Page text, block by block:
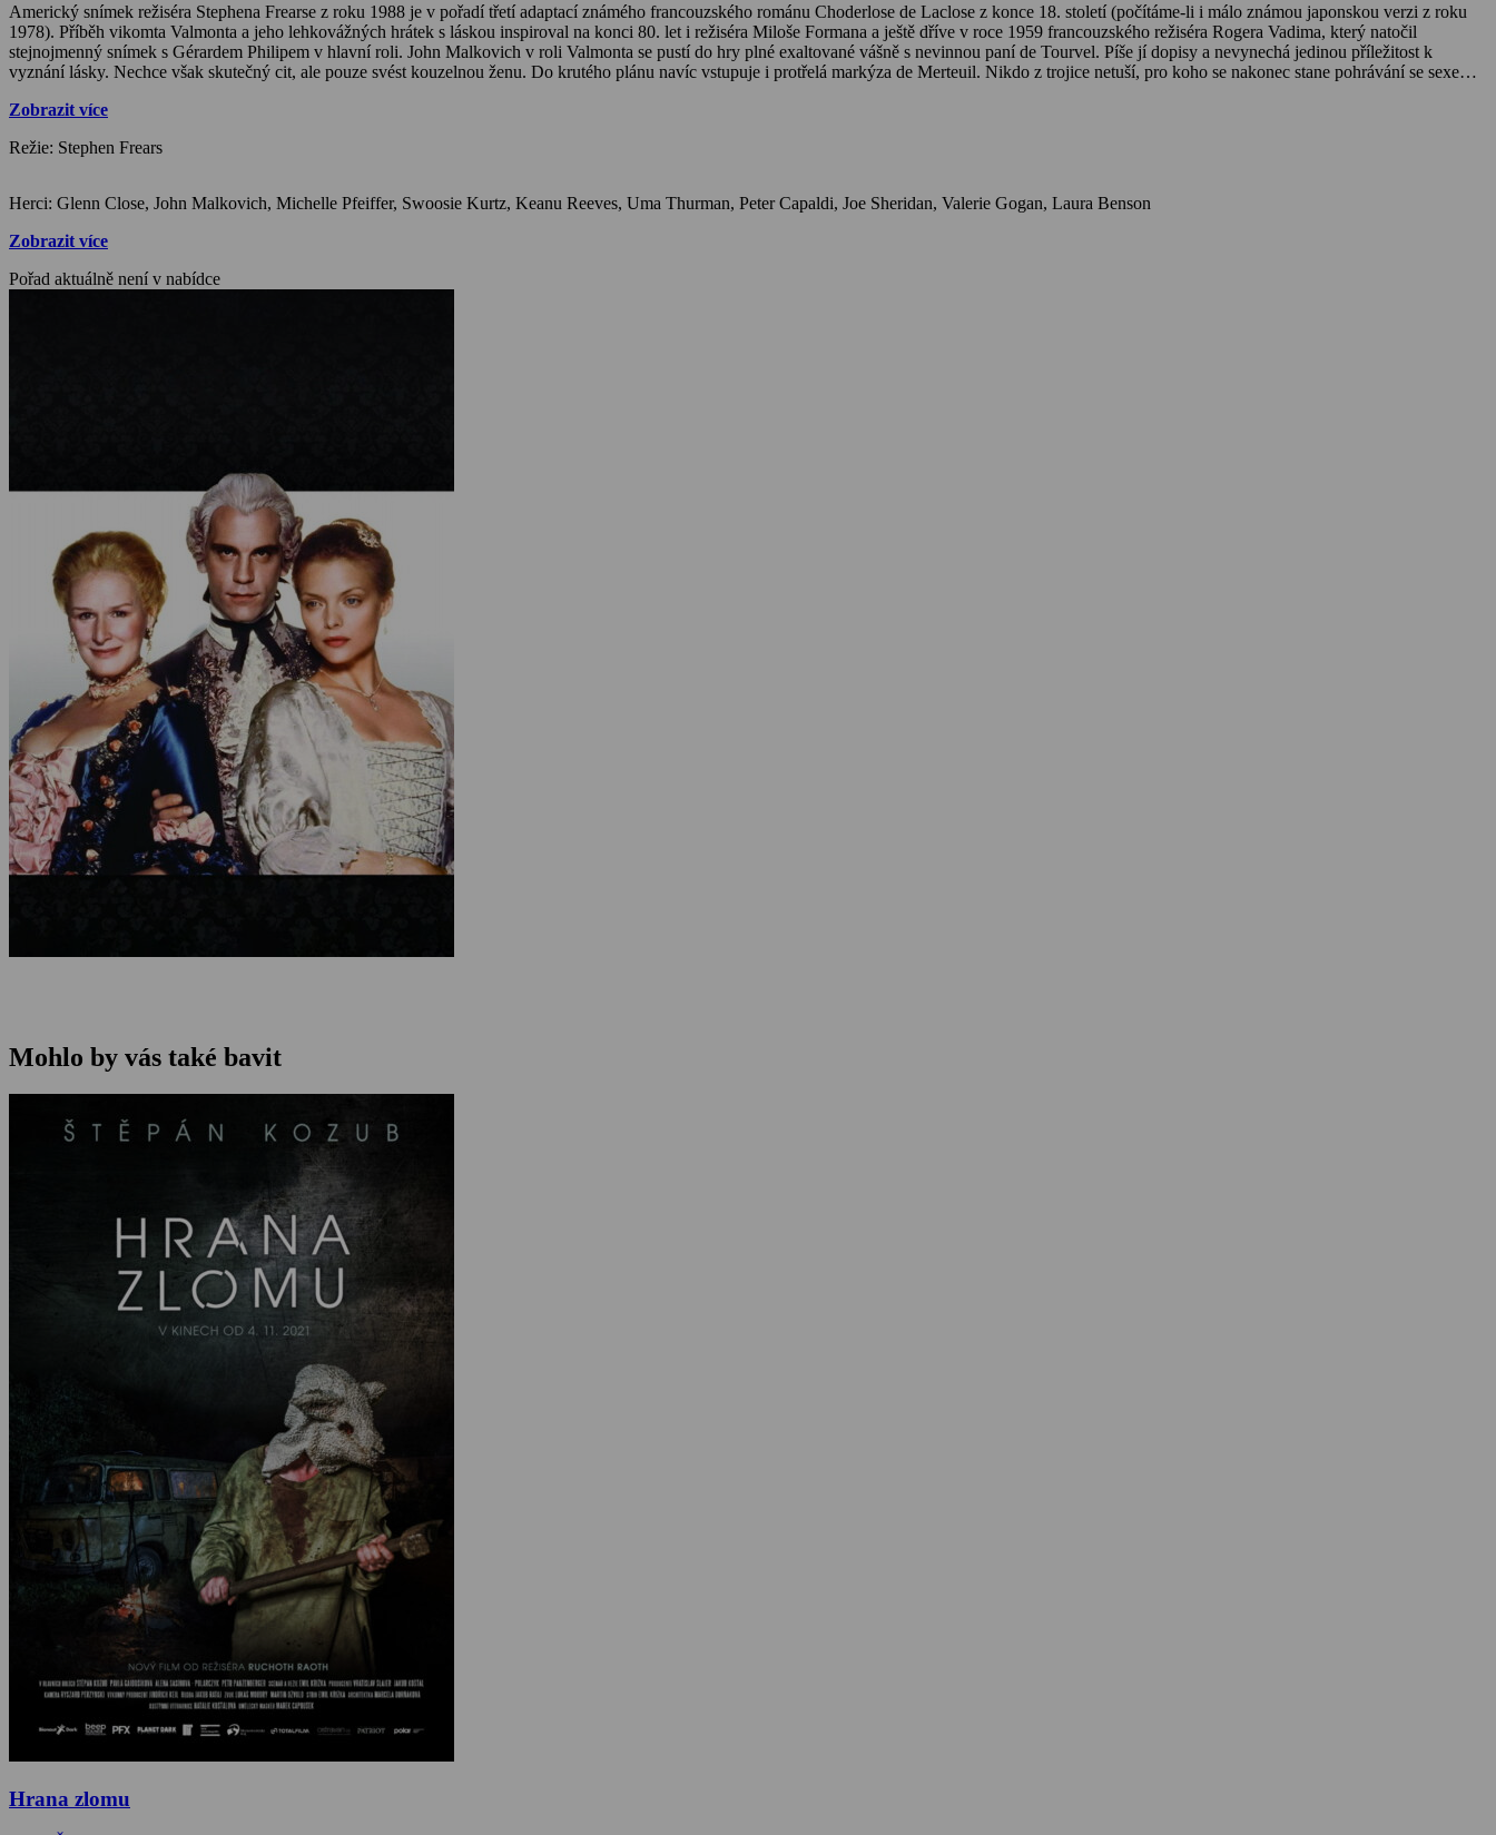
Americký snímek režiséra Stephena Frearse z roku 1988 je v pořadí třetí adaptací známého francouzského románu Choderlose de Laclose z konce 18. století (počítáme-li i málo známou japonskou verzi z roku
1978). Příběh vikomta Valmonta a jeho lehkovážných hrátek s láskou inspiroval na konci 80. let i režiséra Miloše Formana a ještě dříve v roce 1959 francouzského režiséra Rogera Vadima, který natočil
stejnojmenný snímek s Gérardem Philipem v hlavní roli. John Malkovich v roli Valmonta se pustí do hry plné exaltované vášně s nevinnou paní de Tourvel. Píše jí dopisy a nevynechá jedinou příležitost k
vyznání lásky. Nechce však skutečný cit, ale pouze svést kouzelnou ženu. Do krutého plánu navíc vstupuje i protřelá markýza de Merteuil. Nikdo z trojice netuší, pro koho se nakonec stane pohrávání se sexem a
Zobrazit více
Režie: Stephen Frears
Herci: Glenn Close, John Malkovich, Michelle Pfeiffer, Swoosie Kurtz, Keanu Reeves, Uma Thurman, Peter Capaldi, Joe Sheridan, Valerie Gogan, Laura Benson
Zobrazit více
Pořad aktuálně není v nabídce
Mohlo by vás také bavit
Hrana zlomu